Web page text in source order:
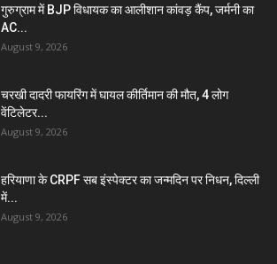
गुरुग्राम में BJP विधायक का आलीशान कांवड़ कैंप, जर्मनी का
AC...
August 9, 2026
चरखी दादरी फायरिंग में घायल कीर्तिमान की मौत, 4 लोग
वेंटिलेटर...
August 9, 2026
हरियाणा के CRPF सब इंस्पेक्टर का जन्मदिन पर निधन, दिल्ली
में...
August 9, 2026